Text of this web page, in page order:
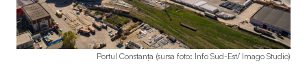
Portul Constanța (sursa foto: Info Sud-Est/ Imago Studio)